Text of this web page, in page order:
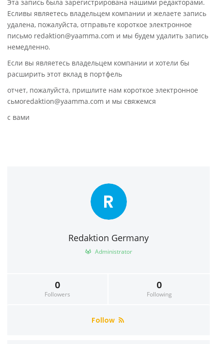
Эта запись была зарегистрирована нашими редакторами.
Есливы являетесь владельцем компании и желаете запись
удалена, пожалуйста, отправьте короткое электронное
письмо redaktion@yaamma.com и мы будем удалить запись
немедленно.
Если вы являетесь владельцем компании и хотели бы
расширить этот вклад в портфель
отчет, пожалуйста, пришлите нам короткое электронное
сьмоredaktion@yaamma.com и мы свяжемся
с вами
R
Redaktion Germany
Administrator
0
Followers
0
Following
Follow